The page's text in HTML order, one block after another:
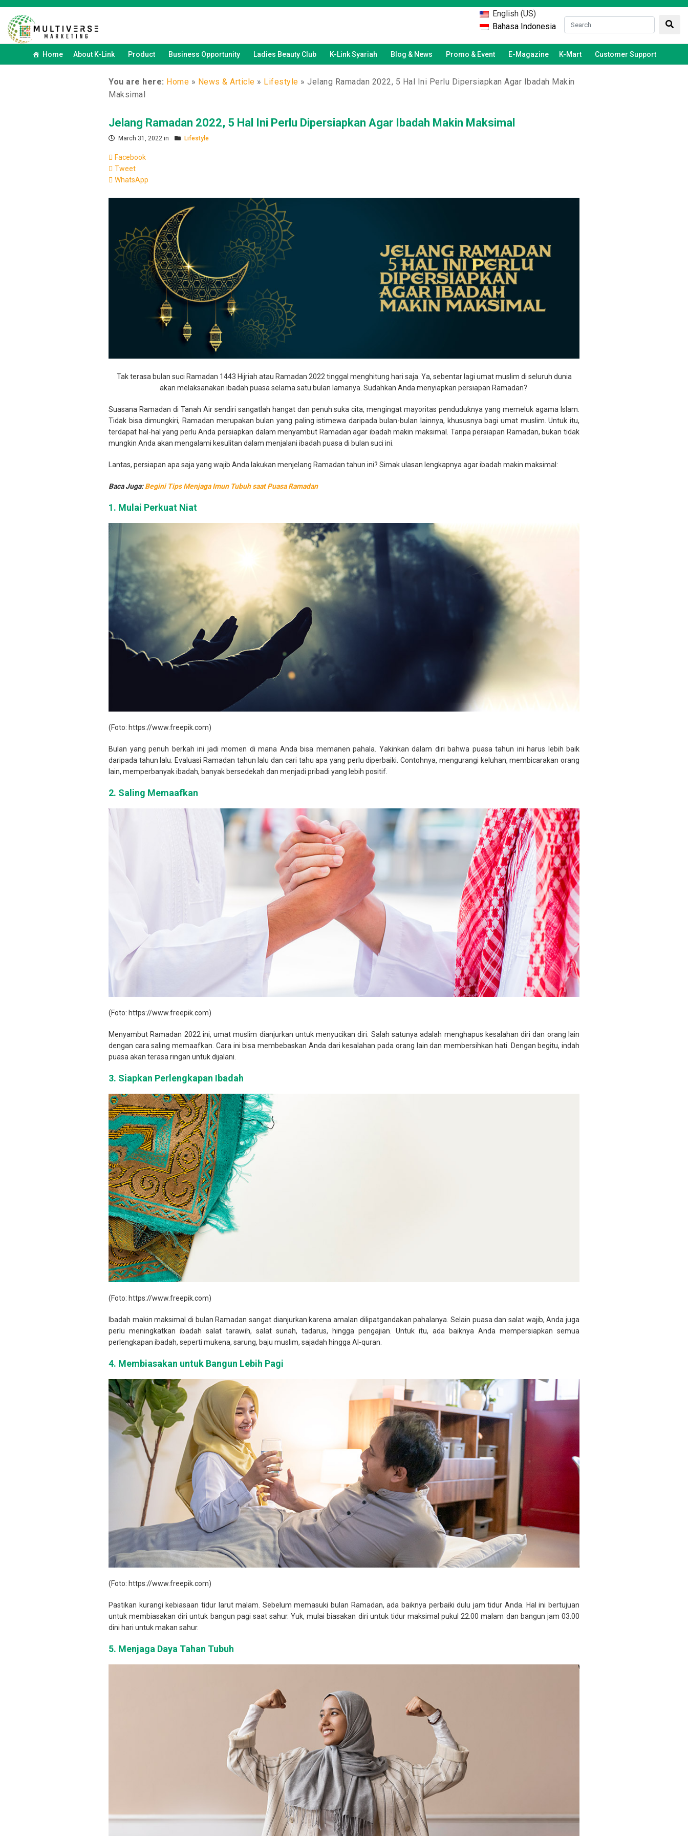
English (US)
Bahasa Indonesia
Home About K-Link Product Business Opportunity Ladies Beauty Club K-Link Syariah Blog & News Promo & Event E-Magazine K-Mart Customer Support
You are here: Home » News & Article » Lifestyle » Jelang Ramadan 2022, 5 Hal Ini Perlu Dipersiapkan Agar Ibadah Makin
Maksimal
Jelang Ramadan 2022, 5 Hal Ini Perlu Dipersiapkan Agar Ibadah Makin Maksimal
March 31, 2022 in Lifestyle
Facebook
Tweet
WhatsApp
Tak terasa bulan suci Ramadan 1443 Hijriah atau Ramadan 2022 tinggal menghitung hari saja. Ya, sebentar lagi umat muslim di seluruh dunia
akan melaksanakan ibadah puasa selama satu bulan lamanya. Sudahkan Anda menyiapkan persiapan Ramadan?
Suasana Ramadan di Tanah Air sendiri sangatlah hangat dan penuh suka cita, mengingat mayoritas penduduknya yang memeluk agama Islam.
Tidak bisa dimungkiri, Ramadan merupakan bulan yang paling istimewa daripada bulan-bulan lainnya, khususnya bagi umat muslim. Untuk itu,
terdapat hal-hal yang perlu Anda persiapkan dalam menyambut Ramadan agar ibadah makin maksimal. Tanpa persiapan Ramadan, bukan tidak
mungkin Anda akan mengalami kesulitan dalam menjalani ibadah puasa di bulan suci ini.
Lantas, persiapan apa saja yang wajib Anda lakukan menjelang Ramadan tahun ini? Simak ulasan lengkapnya agar ibadah makin maksimal:
Baca Juga:Begini Tips Menjaga Imun Tubuh saat Puasa Ramadan
1. Mulai Perkuat Niat
(Foto: https://www.freepik.com)
Bulan yang penuh berkah ini jadi momen di mana Anda bisa memanen pahala. Yakinkan dalam diri bahwa puasa tahun ini harus lebih baik
daripada tahun lalu. Evaluasi Ramadan tahun lalu dan cari tahu apa yang perlu diperbaiki. Contohnya, mengurangi keluhan, membicarakan orang
lain, memperbanyak ibadah, banyak bersedekah dan menjadi pribadi yang lebih positif.
2. Saling Memaafkan
(Foto: https://www.freepik.com)
Menyambut Ramadan 2022 ini, umat muslim dianjurkan untuk menyucikan diri. Salah satunya adalah menghapus kesalahan diri dan orang lain
dengan cara saling memaafkan. Cara ini bisa membebaskan Anda dari kesalahan pada orang lain dan membersihkan hati. Dengan begitu, indah
puasa akan terasa ringan untuk dijalani.
3. Siapkan Perlengkapan Ibadah
(Foto: https://www.freepik.com)
Ibadah makin maksimal di bulan Ramadan sangat dianjurkan karena amalan dilipatgandakan pahalanya. Selain puasa dan salat wajib, Anda juga
perlu meningkatkan ibadah salat tarawih, salat sunah, tadarus, hingga pengajian. Untuk itu, ada baiknya Anda mempersiapkan semua
perlengkapan ibadah, seperti mukena, sarung, baju muslim, sajadah hingga Al-quran.
4. Membiasakan untuk Bangun Lebih Pagi
(Foto: https://www.freepik.com)
Pastikan kurangi kebiasaan tidur larut malam. Sebelum memasuki bulan Ramadan, ada baiknya perbaiki dulu jam tidur Anda. Hal ini bertujuan
untuk membiasakan diri untuk bangun pagi saat sahur. Yuk, mulai biasakan diri untuk tidur maksimal pukul 22.00 malam dan bangun jam 03.00
dini hari untuk makan sahur.
5. Menjaga Daya Tahan Tubuh